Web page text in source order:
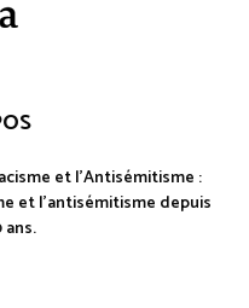
et l'Antisémitisme :
et l'antisémitisme depuis